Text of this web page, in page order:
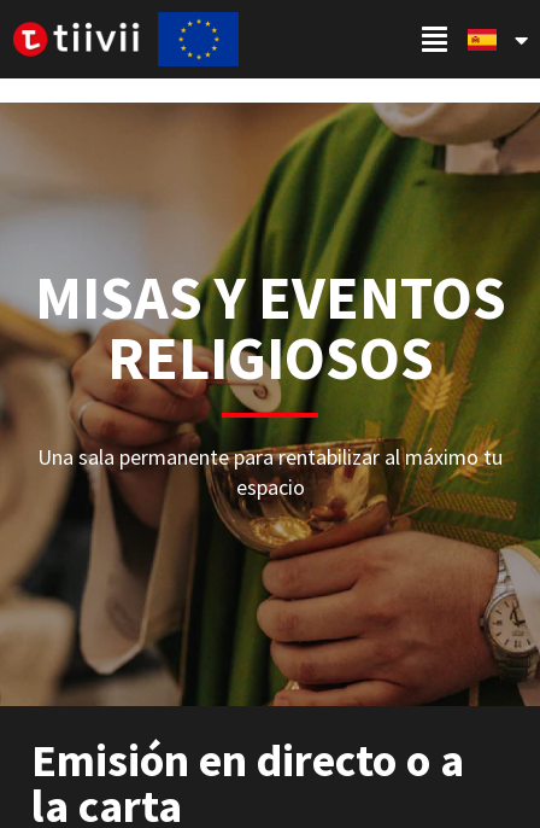
MISAS Y EVENTOS
RELIGIOSOS
Una sala permanente para rentabilizar al máximo tu
espacio
Emisión en directo o a
la carta